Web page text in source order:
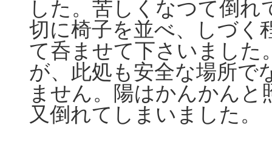
した。苦しくなつて倒れ
切に椅子を並べ、しづく
て呑ませて下さいました
が、此処も安全な場所で
ません。陽はかんかん
又倒れてしまいました。